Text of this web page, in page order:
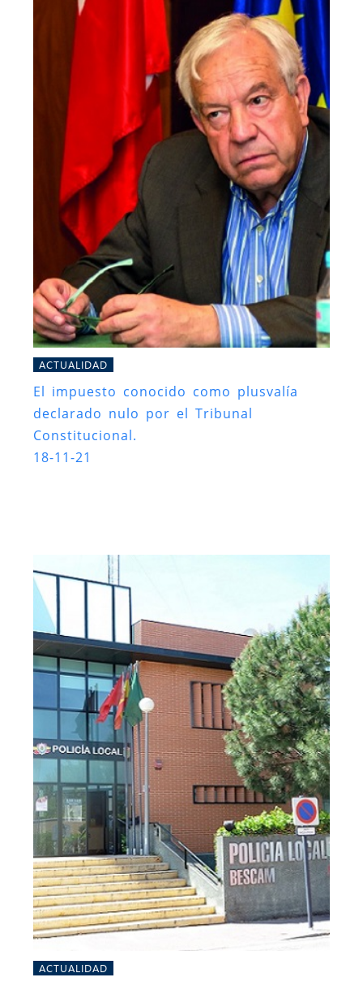
ACTUALIDAD
El impuesto conocido como plusvalía
declarado nulo por el Tribunal
Constitucional.
18-11-21
ACTUALIDAD